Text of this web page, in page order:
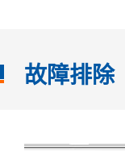
故障排除